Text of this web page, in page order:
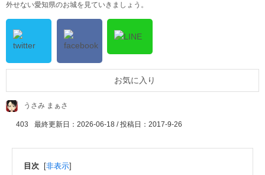
外せない愛知県のお城を見ていきましょう。
お気に入り
うさみ まぁさ
403 最終更新日：2026-06-18 / 投稿日： 2017-9-26
目次 [非表示]